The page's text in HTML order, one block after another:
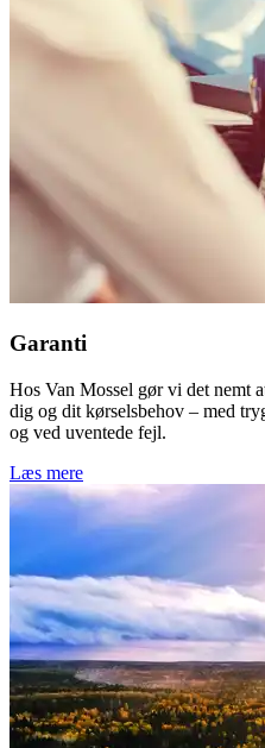
Garanti
Hos Van Mossel gør vi det nemt
dig og dit kørselsbehov – med
og ved uventede fejl.
Læs mere